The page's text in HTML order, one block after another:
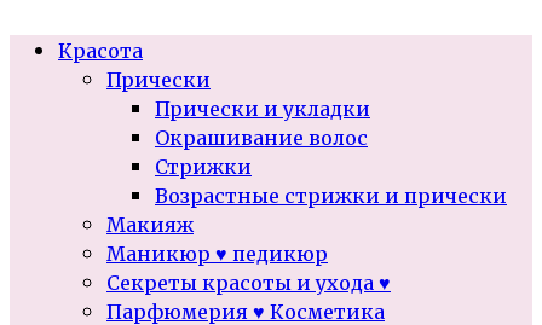
Красота
Прически
Прически и укладки
Окрашивание волос
Стрижки
Возрастные стрижки и прически
Макияж
Маникюр ♥ педикюр
Секреты красоты и ухода ♥
Парфюмерия ♥ Косметика